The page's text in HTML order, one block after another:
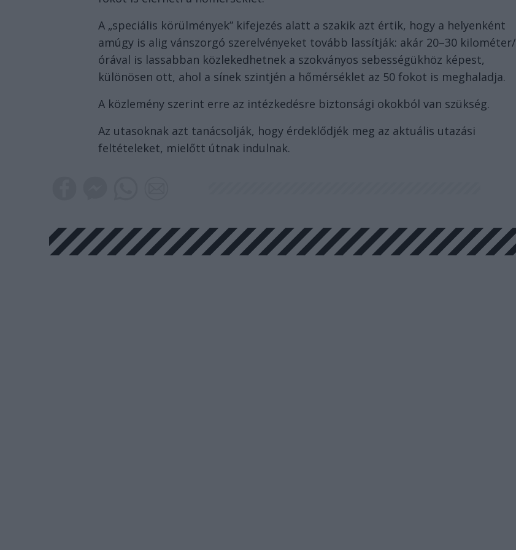
A „speciális körülmények” kifejezés alatt a szakik azt értik, hogy a helyenként
amúgy is alig vánszorgó szerelvényeket tovább lassítják: akár 20–30 kilométer/
órával is lassabban közlekedhetnek a szokványos sebességükhöz képest,
különösen ott, ahol a sínek szintjén a hőmérséklet az 50 fokot is meghaladja.
A közlemény szerint erre az intézkedésre biztonsági okokból van szükség.
Az utasoknak azt tanácsolják, hogy érdeklődjék meg az aktuális utazási
feltételeket, mielőtt útnak indulnak.